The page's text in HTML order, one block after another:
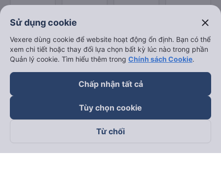
Theo dõi chúng tôi trên
Sử dụng cookie close
Vexere dùng cookie để website hoạt động ổn định. Bạn có thể
xem chi tiết hoặc thay đổi lựa chọn bất kỳ lúc nào trong phần
Quản lý cookie. Tìm hiểu thêm trong Chính sách Cookie.
Chấp nhận tất cả
Tùy chọn cookie
Từ chối